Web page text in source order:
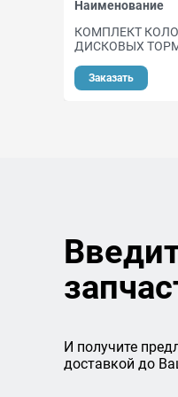
Наименование
КОМПЛЕКТ
ДИСКОВЫХ
Заказать
И получите
доставкой до